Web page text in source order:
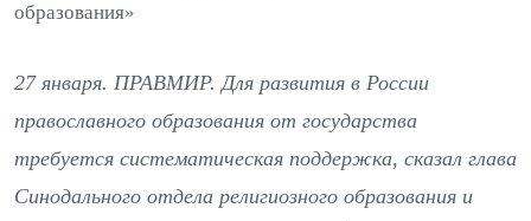
образования»
27 января. ПРАВМИР. Для развития в России
православного образования от государства
требуется систематическая поддержка, сказал глава
Синодального отдела религиозного образования и